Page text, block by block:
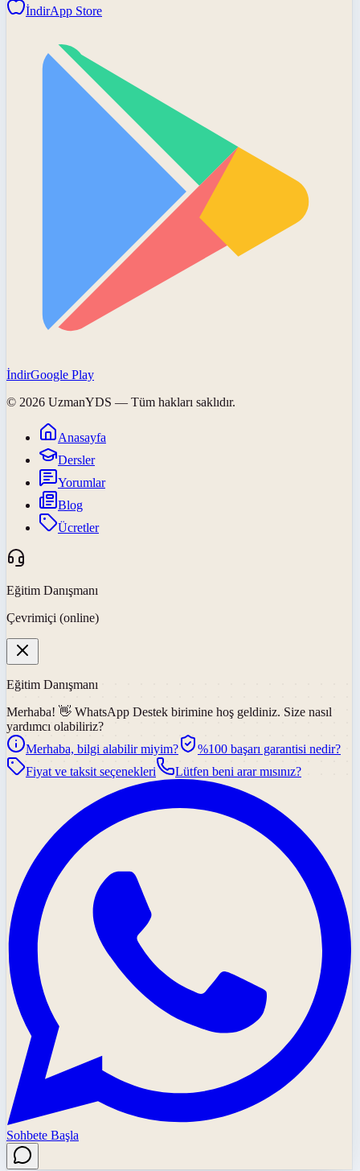
İndirApp Store
İndirGoogle Play
© 2026 UzmanYDS — Tüm hakları saklıdır.
Anasayfa
Dersler
Yorumlar
Blog
Ücretler
Eğitim Danışmanı
Çevrimiçi (online)
Eğitim Danışmanı
Merhaba! 👋 WhatsApp Destek birimine hoş geldiniz. Size nasıl
yardımcı olabiliriz?
Merhaba, bilgi alabilir miyim?
%100 başarı garantisi nedir?
Fiyat ve taksit seçenekleri
Lütfen beni arar mısınız?
Sohbete Başla